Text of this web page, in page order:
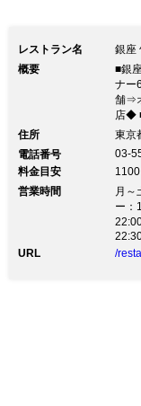
レストラン名
銀座
概要
■銀
ナー
舗⇒
店◆
ディ
可能
旬の
料理
■ 【
飛沫
拭き
ご利
住所
東京
電話番号
03-
料金目安
営業時間
月～
ー：
URL
/